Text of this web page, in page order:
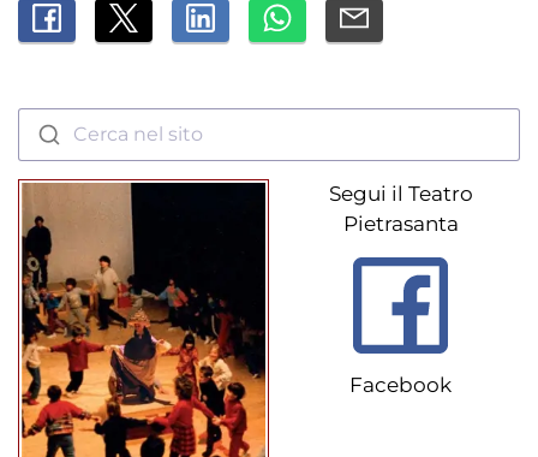
Cerca nel sito
Segui il Teatro
Pietrasanta
Facebook